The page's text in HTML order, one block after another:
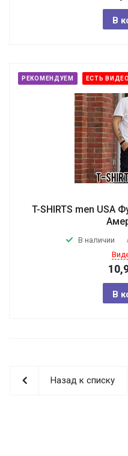
В
РЕКОМЕНДУЕМ ЕСТЬ
T-SHIRTS men USA
В наличии
В
Назад к списку